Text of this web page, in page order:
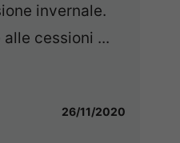
invernale.
cessioni ...
26/11/2020